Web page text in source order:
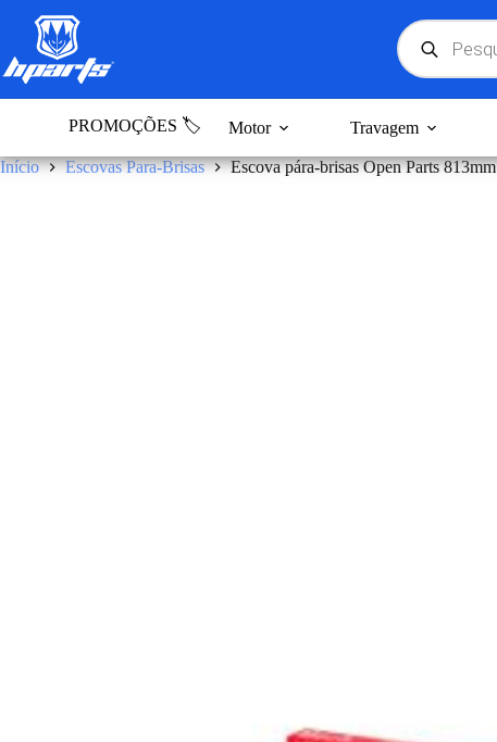
conteúdo
Products
search
PROMOÇÕES 🏷️ Motor Travagem
Início Escovas Para-Brisas Escova pára-brisas Open Parts 813mm